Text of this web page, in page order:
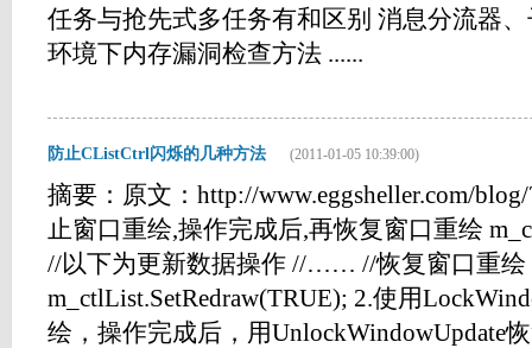
任务与抢先式多任务有和区别 消息分流器
环境下内存漏洞检查方法 ......
防止CListCtrl闪烁的几种方法 (2011-01-05 10:39:00)
摘要：原文：http://www.eggsheller.com/
止窗口重绘,操作完成后,再恢复窗口重绘
//以下为更新数据操作 //…… //恢复窗口重绘
m_ctlList.SetRedraw(TRUE); 2.使用
绘，操作完成后，用UnlockWindowUpdate